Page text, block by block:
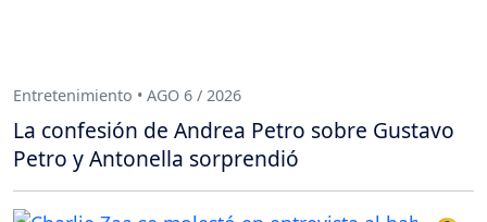
Entretenimiento • AGO 6 / 2026
La confesión de Andrea Petro sobre Gustavo
Petro y Antonella sorprendió